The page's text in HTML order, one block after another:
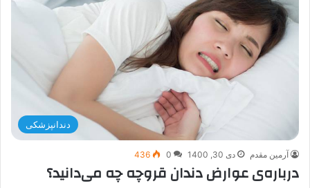
دندانپزشکی
آرمین مقدم دی 30, 1400 0
436
درباره‌ی عوارض دندان قروچه چه می‌دانید؟